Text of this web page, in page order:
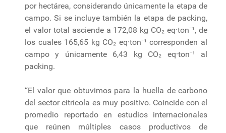
por hectárea, considerando únicamente la etapa de
campo. Si se incluye también la etapa de packing,
el valor total asciende a 172,08 kg CO₂ eq·ton⁻¹, de
los cuales 165,65 kg CO₂ eq·ton⁻¹ corresponden al
campo y únicamente 6,43 kg CO₂ eq·ton⁻¹ al
packing.
“El valor que obtuvimos para la huella de carbono
del sector citrícola es muy positivo. Coincide con el
promedio reportado en estudios internacionales
que reúnen múltiples casos productivos de